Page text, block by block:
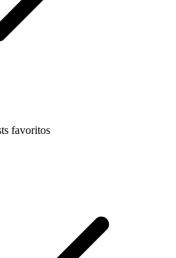
favoritos